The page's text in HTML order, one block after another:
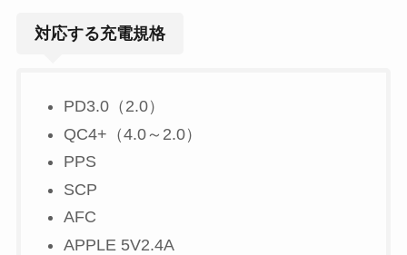
対応する充電規格
PD3.0（2.0）
QC4+（4.0～2.0）
PPS
SCP
AFC
APPLE 5V2.4A